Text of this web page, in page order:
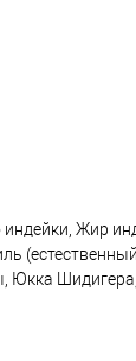
Жир
Юкка